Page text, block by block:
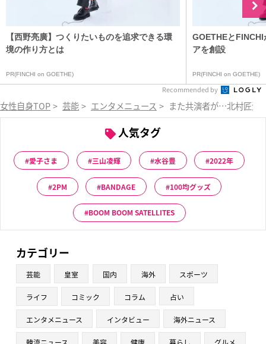
【西野亮廣】つくりたいものを追求できる環
境の作り方とは
PR(FINCHI on GOETHE)
GOETHEと
アを創設
PR(FINCHI on GOETHE)
Recommended by
女性自身TOP > 芸能 > エンタメニュース > また共演者が…北村匠海
人気タグ
愛子さま 三山凌輝 水谷豊 2022年
2PM BANDAGE 100均グッズ
BOOM BOOM SATELLITES
カテゴリー
芸能 皇室 国内 海外 スポーツ
ライフ コミック コラム 占い
エンタメニュース インタビュー 海外ニュース
韓流ニュース 美容 健康 暮らし グルメ